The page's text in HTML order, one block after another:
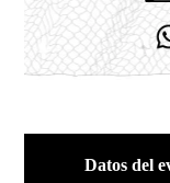
Datos del